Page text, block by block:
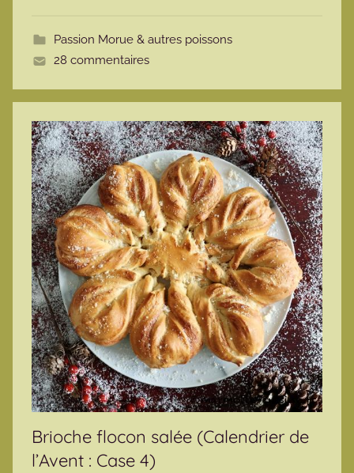
t
Passion Morue & autres poissons
28 commentaires
Brioche flocon salée (Calendrier de
l’Avent : Case 4)